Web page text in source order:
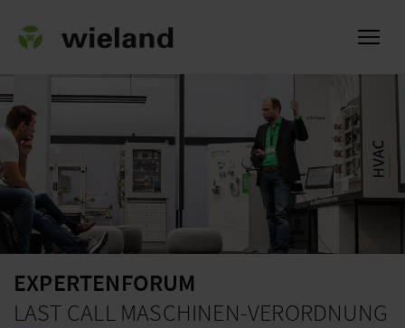
EXPERTENFORUM
LAST CALL MASCHINEN-VERORDNUNG